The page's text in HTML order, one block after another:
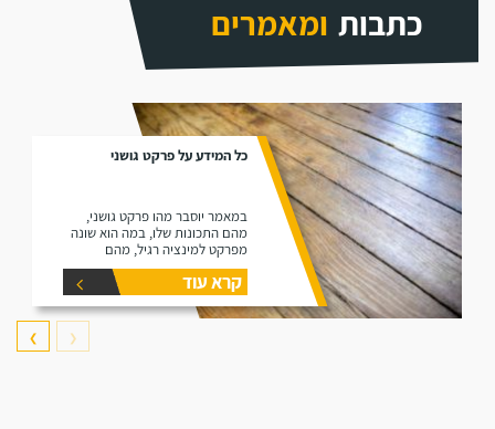
כתבות ומאמרים
כל המידע על פרקט גושני
במאמר יוסבר מהו פרקט גושני,
מהם התכונות שלו, במה הוא שונה
מפרקט למינציה רגיל, מהם
היתרונות שלו ומהם החסרונות שלו.
קרא עוד
❮
❯